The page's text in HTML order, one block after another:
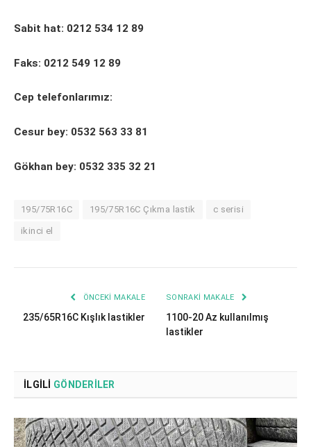
Sabit hat: 0212 534 12 89
Faks: 0212 549 12 89
Cep telefonlarımız:
Cesur bey: 0532 563 33 81
Gökhan bey: 0532 335 32 21
195/75R16C 195/75R16C Çıkma lastik c serisi
ikinci el
ÖNCEKI MAKALE
235/65R16C Kışlık lastikler
SONRAKI MAKALE
1100-20 Az kullanılmış
lastikler
İLGILI GÖNDERILER